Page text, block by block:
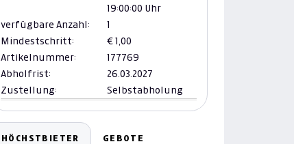
19:00:00 Uhr
verfügbare Anzahl:
1
Mindestschritt:
€ 1,00
Artikelnummer:
177769
Abholfrist:
26.03.2027
Zustellung:
Selbstabholung
HÖCHSTBIETER GEBOTE